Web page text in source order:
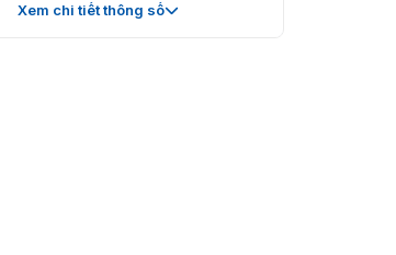
Xem chi tiết thông số